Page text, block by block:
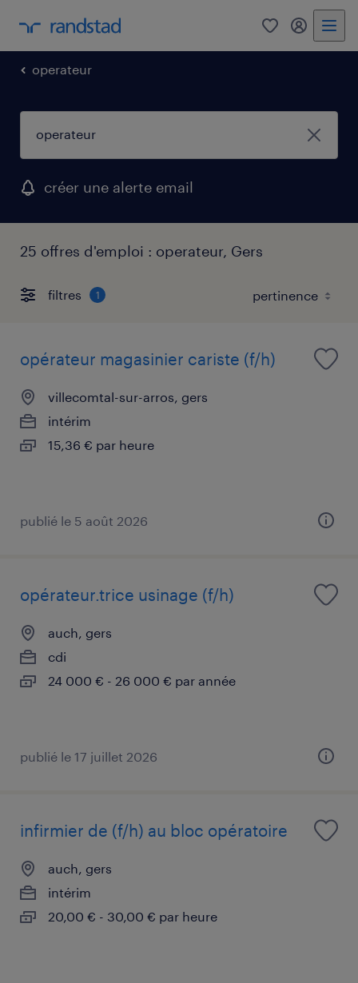
0 mon
operateur
créer une alerte email
25 offres d'emploi : operateur, Gers
filtres 1
opérateur magasinier cariste (f/h)
villecomtal-sur-arros, gers
intérim
15,36 € par heure
publié le 5 août 2026
opérateur.trice usinage (f/h)
auch, gers
cdi
24 000 € - 26 000 € par année
publié le 17 juillet 2026
infirmier de (f/h) au bloc opératoire
auch, gers
intérim
20,00 € - 30,00 € par heure